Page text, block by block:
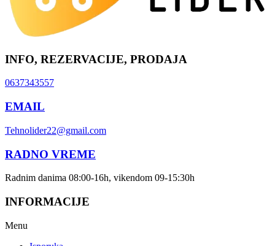
INFO, REZERVACIJE, PRODAJA
0637343557
EMAIL
Tehnolider22@gmail.com
RADNO VREME
Radnim danima 08:00-16h, vikendom 09-15:30h
INFORMACIJE
Menu